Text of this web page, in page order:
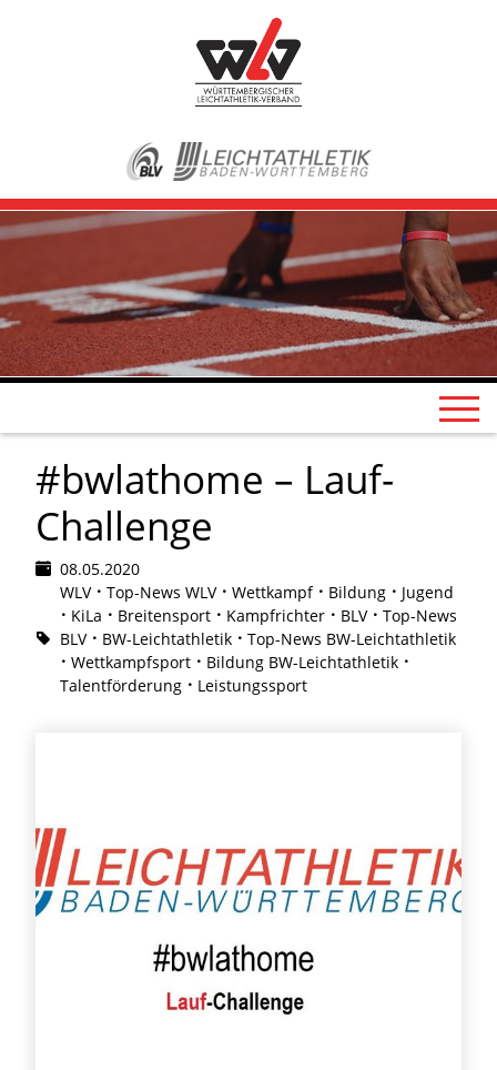
#bwlathome – Lauf-
Challenge
08.05.2020
WLV
Top-News WLV Wettkampf Bildung
Jugend
KiLa
Breitensport Kampfrichter BLV
Top-News
BLV
BW-Leichtathletik
Top-News BW-Leichtathletik
Wettkampfsport
Bildung BW-Leichtathletik
Talentförderung
Leistungssport